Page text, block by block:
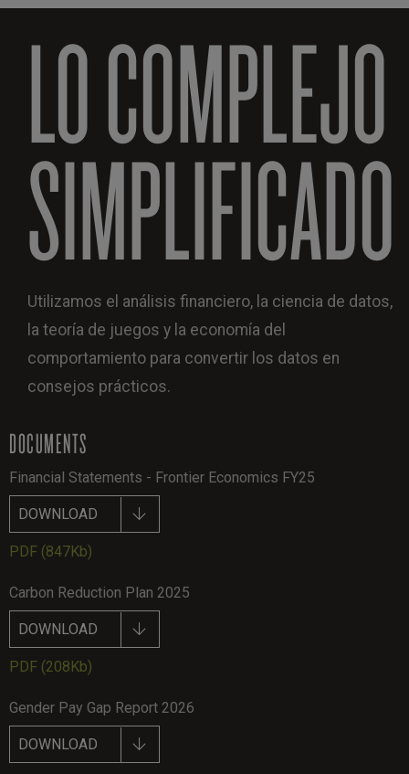
LO COMPLEJO
SIMPLIFICADO
Utilizamos el análisis financiero, la ciencia de datos,
la teoría de juegos y la economía del
comportamiento para convertir los datos en
consejos prácticos.
DOCUMENTS
Financial Statements - Frontier Economics FY25
DOWNLOAD
PDF (847Kb)
Carbon Reduction Plan 2025
DOWNLOAD
PDF (208Kb)
Gender Pay Gap Report 2026
DOWNLOAD